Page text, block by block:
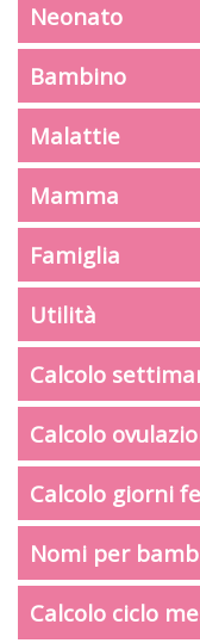
Neonato
Bambino
Malattie
Mamma
Famiglia
Utilità
Calcolo
Calcolo
Calcolo giorni
Nomi per
Calcolo ciclo